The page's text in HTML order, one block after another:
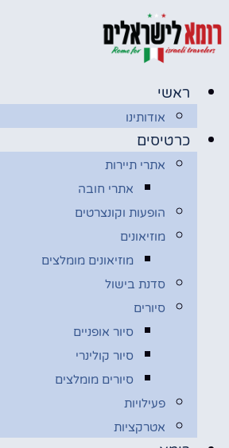
לתוכן
ראשי
אודותינו
כרטיסים
אתרי תיירות
אתרי חובה
הופעות וקונצרטים
מוזיאונים
מוזיאונים מומלצים
סדנת בישול
סיורים
סיור אופניים
סיור קולינרי
סיורים מומלצים
פעילויות
אטרקציות